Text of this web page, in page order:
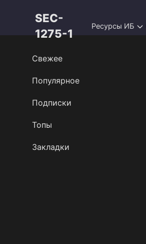
SEC-
1275-1
Ресурсы ИБ
Свежее
Популярное
Подписки
Топы
Закладки